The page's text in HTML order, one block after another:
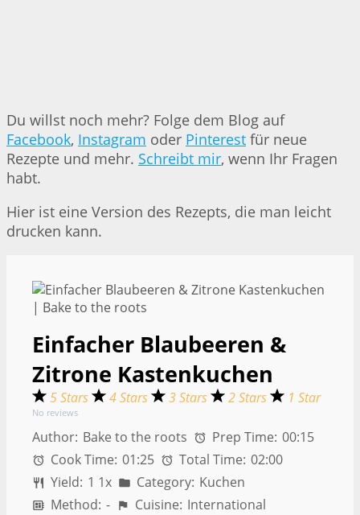
Du willst noch mehr? Folge dem Blog auf
Facebook, Instagram oder Pinterest für neue
Rezepte und mehr. Schreibt mir, wenn Ihr Fragen
habt.
Hier ist eine Version des Rezepts, die man leicht
drucken kann.
Einfacher Blaubeeren &
Zitrone Kastenkuchen
5 Stars 4 Stars 3 Stars 2 Stars 1 Star
No reviews
Author: Bake to the roots Prep Time: 00:15
Cook Time: 01:25 Total Time: 02:00
Yield: 1 1x Category: Kuchen
Method: - Cuisine: International